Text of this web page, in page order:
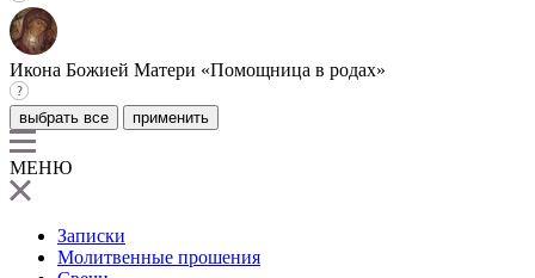
Икона Божией Матери «Помощница в родах»
выбрать все применить
МЕНЮ
Записки
Молитвенные прошения